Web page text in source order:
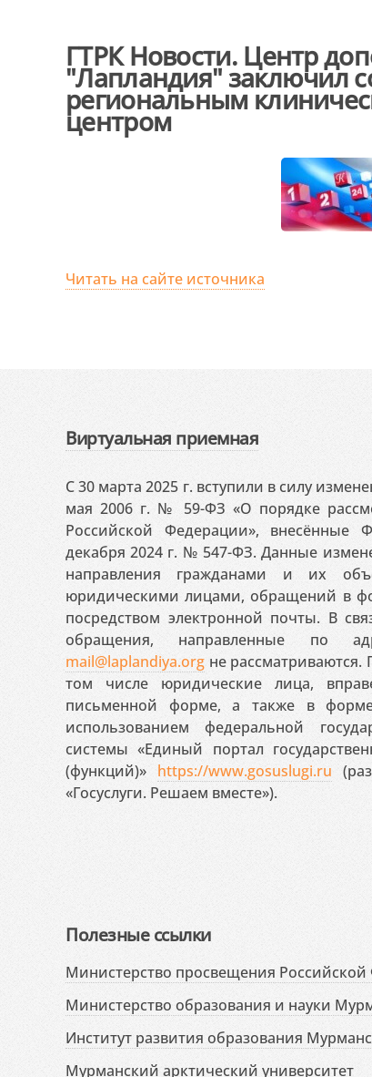
ГТРК Новости. Центр
"Лапландия" заключил
региональным
центром
Читать на сайте источника
Виртуальная приемная
С 30 марта 2025 г. вступили в силу
мая 2006 г. № 59-ФЗ «О порядке
Российской Федерации», внесённые
декабря 2024 г. № 547-ФЗ. Данные
направления гражданами и их
юридическими лицами, обращений в
посредством электронной почты. В
обращения, направленные по
mail@laplandiya.org не
том числе юридические лица,
письменной форме, а также в форме
использованием федеральной
системы «Единый портал
(функций)» https://www.gosuslugi.ru
«Госуслуги. Решаем вместе»).
Полезные ссылки
Министерство просвещения
Министерство образования и науки
Институт развития образования
Мурманский арктический университет